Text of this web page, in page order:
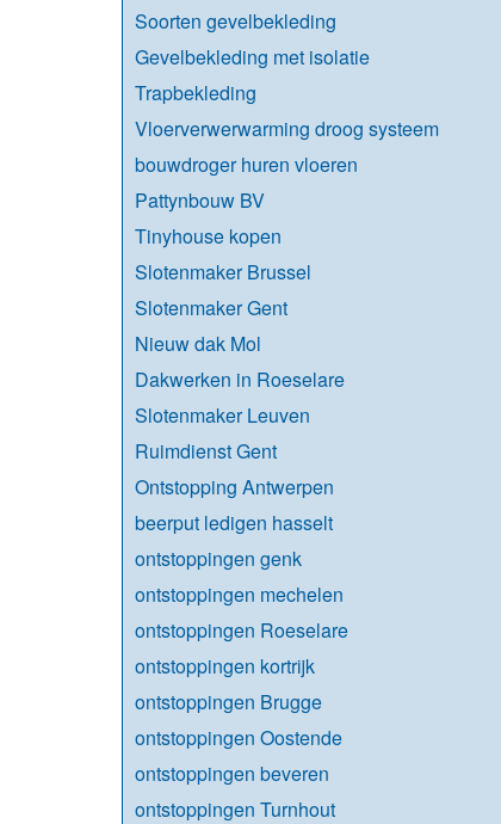
Soorten gevelbekleding
Gevelbekleding met isolatie
Trapbekleding
Vloerverwerwarming droog systeem
bouwdroger huren vloeren
Pattynbouw BV
Tinyhouse kopen
Slotenmaker Brussel
Slotenmaker Gent
Nieuw dak Mol
Dakwerken in Roeselare
Slotenmaker Leuven
Ruimdienst Gent
Ontstopping Antwerpen
beerput ledigen hasselt
ontstoppingen genk
ontstoppingen mechelen
ontstoppingen Roeselare
ontstoppingen kortrijk
ontstoppingen Brugge
ontstoppingen Oostende
ontstoppingen beveren
ontstoppingen Turnhout